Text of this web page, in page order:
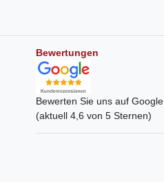
Bewertungen
Bewerten Sie uns auf Google
(aktuell 4,6 von 5 Sternen)